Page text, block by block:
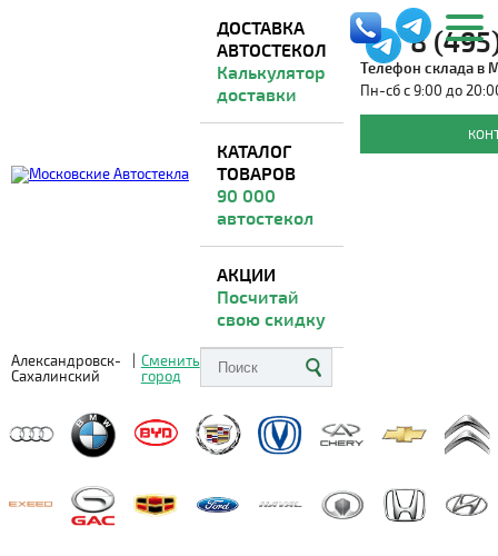
ДОСТАВКА
АВТОСТЕКОЛ
Калькулятор
доставки
КАТАЛОГ
ТОВАРОВ
90 000
автостекол
АКЦИИ
Посчитай
свою скидку
Александровск-
Сахалинский
| Сменить
город
8
Телефон склада в
Пн-сб с 9:00 до
ВО ВСЕ РЕГИОНЫ